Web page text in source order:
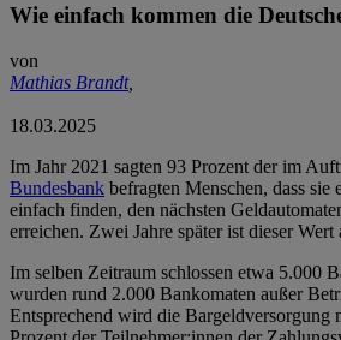
Wie einfach kommen die
von
Mathias Brandt,
18.03.2025
Im Jahr 2021 sagten 93 Prozent der im
Bundesbank befragten Menschen, dass sie
einfach finden, den nächsten
erreichen. Zwei Jahre später ist dieser
Im selben Zeitraum schlossen etwa 5.000
wurden rund 2.000 Bankomaten außer
Entsprechend wird die Bargeldversorgung